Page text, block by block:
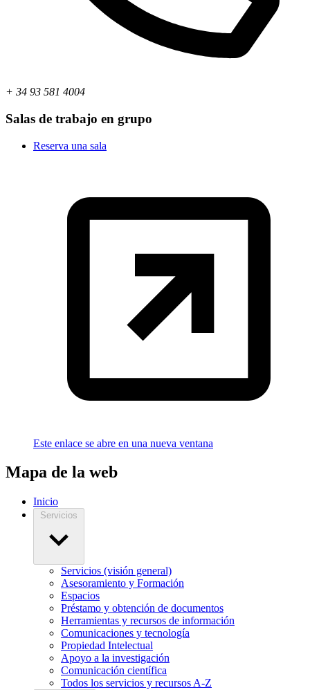
+ 34 93 581 4004
Salas de trabajo en grupo
Reserva una sala
Este enlace se abre en una nueva ventana
Mapa de la web
Inicio
Servicios
Servicios (visión general)
Asesoramiento y Formación
Espacios
Préstamo y obtención de documentos
Herramientas y recursos de información
Comunicaciones y tecnología
Propiedad Intelectual
Apoyo a la investigación
Comunicación científica
Todos los servicios y recursos A-Z